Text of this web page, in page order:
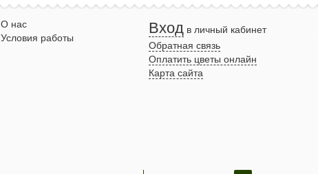
О нас
Условия работы
Вход в личный кабинет
Обратная связь
Оплатить цветы онлайн
Карта сайта